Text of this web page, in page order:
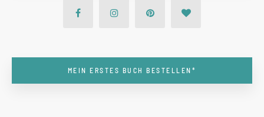
MEIN ERSTES BUCH BESTELLEN*